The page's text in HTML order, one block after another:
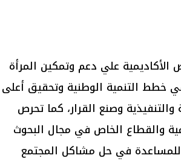
علي دعم وتمكين المرأة
خطط التنمية الوطنية وتحقيق أعلى
والتنفيذية وصنع القرار، كما تحرص
والقطاع الخاص في مجال البحوث
للمساعدة في حل مشاكل المجتمع